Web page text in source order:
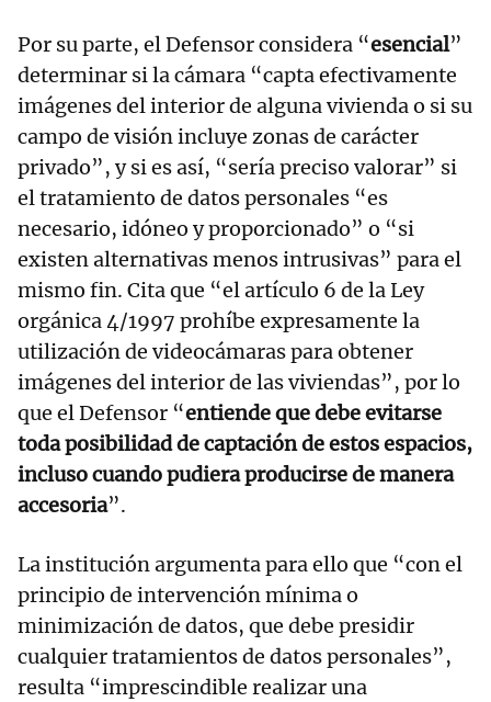
Por su parte, el Defensor considera “esencial”
determinar si la cámara “capta efectivamente
imágenes del interior de alguna vivienda o si su
campo de visión incluye zonas de carácter
privado”, y si es así, “sería preciso valorar” si
el tratamiento de datos personales “es
necesario, idóneo y proporcionado” o “si
existen alternativas menos intrusivas” para el
mismo fin. Cita que “el artículo 6 de la Ley
orgánica 4/1997 prohíbe expresamente la
utilización de videocámaras para obtener
imágenes del interior de las viviendas”, por lo
que el Defensor “entiende que debe evitarse
toda posibilidad de captación de estos espacios,
incluso cuando pudiera producirse de manera
accesoria”.
La institución argumenta para ello que “con el
principio de intervención mínima o
minimización de datos, que debe presidir
cualquier tratamientos de datos personales”,
resulta “imprescindible realizar una